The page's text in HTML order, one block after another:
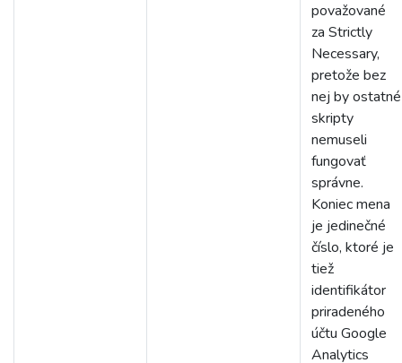
považované
za Strictly
Necessary,
pretože bez
nej by ostatné
skripty
nemuseli
fungovať
správne.
Koniec mena
je jedinečné
číslo, ktoré je
tiež
identifikátor
priradeného
účtu Google
Analytics